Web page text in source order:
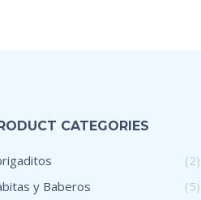
CATEGORIES
(2)
y Baberos
(5)